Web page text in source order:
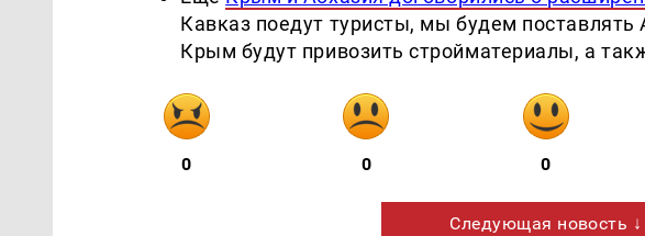
Кавказ поедут туристы, мы будем поставлять
Крым будут привозить стройматериалы, а
0 0 0
Следующая новость ↓